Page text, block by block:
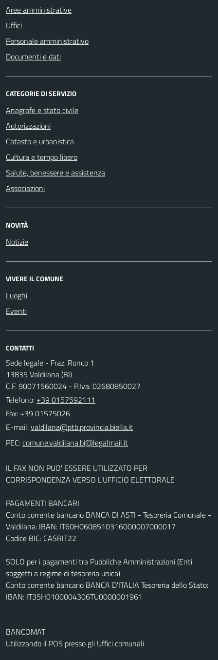
Aree amministrative
Uffici
Personale amministrativo
Documenti e dati
CATEGORIE DI SERVIZIO
Anagrafe e stato civile
Autorizzazioni
Catasto e urbanistica
Cultura e tempo libero
Salute, benessere e assistenza
Associazioni
NOVITÀ
Notizie
VIVERE IL COMUNE
Luoghi
Eventi
CONTATTI
Sede legale - Fraz. Ronco 1
13835 Valdilana (BI)
C.F. 90071560024 - P.Iva: 02680850027
Telefono: +39 0157592111
Fax: +39 01575026
E-mail:
PEC:
IL FAX NON PUO' ESSERE UTILIZZATO PER
CORRISPONDENZA VERSO L'UFFICIO ELETTORALE
PAGAMENTI BANCARI
Conto corrente bancario BANCA DI ASTI - Tesoreria Comunale -
Valdilana: IBAN: IT60H0608510316000007000017
Codice BIC: CASRIT22
SOLO per i pagamenti tra Pubbliche Amministrazioni (Enti
soggetti a regime di tesoreria unica)
Conto corrente bancario BANCA D'ITALIA Tesoreria dello Stato:
IBAN: IT35H0100004306TU0000001961
BANCOMAT
Utilizzando il POS presso gli Uffici comunali